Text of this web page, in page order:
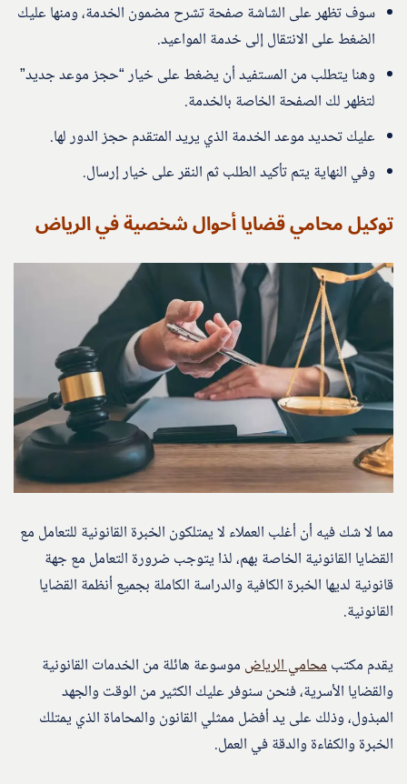
سوف تظهر على الشاشة صفحة تشرح مضمون الخدمة، ومنها عليك
الضغط على الانتقال إلى خدمة المواعيد.
وهنا يتطلب من المستفيد أن يضغط على خيار “حجز موعد جديد”
لتظهر لك الصفحة الخاصة بالخدمة.
عليك تحديد موعد الخدمة الذي يريد المتقدم حجز الدور لها.
وفي النهاية يتم تأكيد الطلب ثم النقر على خيار إرسال.
توكيل محامي قضايا أحوال شخصية في الرياض
مما لا شك فيه أن أغلب العملاء لا يمتلكون الخبرة القانونية للتعامل مع
القضايا القانونية الخاصة بهم، لذا يتوجب ضرورة التعامل مع جهة
قانونية لديها الخبرة الكافية والدراسة الكاملة بجميع أنظمة القضايا
القانونية.
يقدم مكتبمحامي الرياض موسوعة هائلة من الخدمات القانونية
والقضايا الأسرية، فنحن سنوفر عليك الكثير من الوقت والجهد
المبذول، وذلك على يد أفضل ممثلي القانون والمحاماة الذي يمتلك
الخبرة والكفاءة والدقة في العمل.